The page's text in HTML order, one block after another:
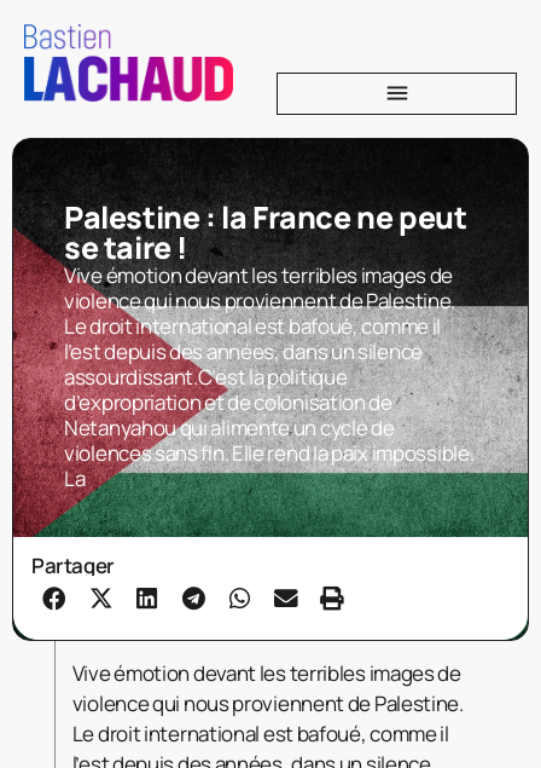
Palestine : la France ne peut
se taire !
Vive émotion devant les terribles images de
violence qui nous proviennent de Palestine.
Le droit international est bafoué, comme il
l’est depuis des années, dans un silence
assourdissant.C’est la politique
d’expropriation et de colonisation de
Netanyahou qui alimente un cycle de
violences sans fin. Elle rend la paix impossible.
La
Partager
Vive émotion devant les terribles images de
violence qui nous proviennent de Palestine.
Le droit international est bafoué, comme il